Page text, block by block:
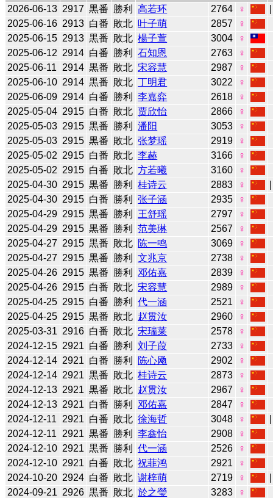
2026-06-13 2917 黒番 勝利 高若环 2764 ♀
2025-06-16 2913 白番 敗北 叶子萌 2857
♀
2025-06-15 2913 黒番 敗北 楊子萱 3004
♀
2025-06-12 2914 白番 勝利 石知恩 2763
♀
2025-06-11
2914 黒番 敗北 宋容慧 2987
♀
2025-06-10 2914 黒番 敗北 丁明君 3022
♀
2025-06-09 2914 白番 勝利 李嘉弈 2618
♀
2025-05-04 2915 白番 敗北 贾欣怡 2866
♀
2025-05-03 2915 黒番 勝利 潘阳 3053
♀
2025-05-03 2915 黒番 敗北 张梦瑶 2919
♀
2025-05-02 2915 白番 敗北 李赫 3166
♀
2025-05-02 2915 白番 敗北 方若曦 3160
♀
2025-04-30 2915 黒番 勝利 桂诗云 2883 ♀
2025-04-30 2915 白番 勝利 张子涵 2935
♀
2025-04-29 2915 黒番 勝利 王舒瑶 2797
♀
2025-04-29 2915 黒番 勝利 范美琳 2567
♀
2025-04-27 2915 黒番 敗北 陈一鸣 3069
♀
2025-04-27 2915 黒番 勝利 文兆京 2738
♀
2025-04-26 2915 黒番 勝利 邓佑嘉 2839
♀
2025-04-26 2915 白番 敗北 宋容慧 2989
♀
2025-04-25 2915 白番 勝利 代一涵 2521
♀
2025-04-25 2915 黒番 敗北 赵贯汝 2960
♀
2025-03-31 2916 白番 敗北 宋瑞莱 2578
♀
2024-12-15 2921 白番 勝利 刘子葭 2733
♀
2024-12-14 2921 白番 勝利 陈心飏 2902
♀
2024-12-14 2921 黒番 敗北 桂诗云 2873
♀
2024-12-13 2921 黒番 敗北 赵贯汝 2967
♀
2024-12-13 2921 白番 勝利 邓佑嘉 2847
♀
2024-12-11
2921 白番 敗北 徐海哲 3048 ♀
2024-12-11
2921 黒番 勝利 李鑫怡 2908
♀
2024-12-10 2921 黒番 勝利 代一涵 2526
♀
2024-12-10 2921 白番 敗北 祝菲鸿 2921
♀
2024-10-20 2924 白番 敗北 谢梓萌 2719 ♀
2024-09-21 2926 黒番 敗北 於之瑩 3283
♀